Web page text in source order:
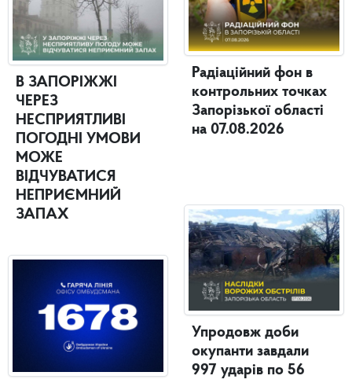
В ЗАПОРІЖЖІ
ЧЕРЕЗ
НЕСПРИЯТЛИВІ
ПОГОДНІ УМОВИ
МОЖЕ
ВІДЧУВАТИСЯ
НЕПРИЄМНИЙ
ЗАПАХ
Радіаційний фон в
контрольних точках
Запорізької області
на 07.08.2026
Упродовж доби
окупанти завдали
997 ударів по 56